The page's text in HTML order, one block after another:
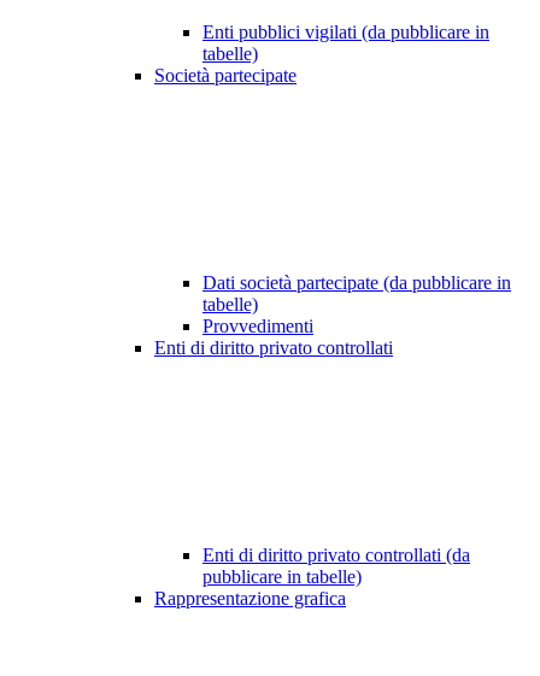
Enti pubblici vigilati (da pubblicare in
tabelle)
Società partecipate
Dati società partecipate (da pubblicare in
tabelle)
Provvedimenti
Enti di diritto privato controllati
Enti di diritto privato controllati (da
pubblicare in tabelle)
Rappresentazione grafica